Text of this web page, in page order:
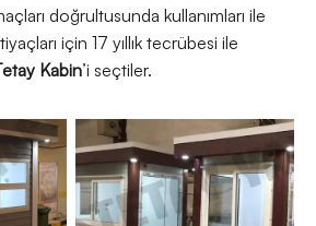
doğrultusunda kullanımları ile
için 17 yıllık tecrübesi ile
Kabin’i seçtiler.